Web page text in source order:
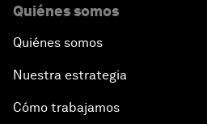
Quiénes somos
Quiénes somos
Nuestra estrategia
Cómo trabajamos